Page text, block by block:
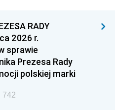
RADY
2026 r.
sprawie
Prezesa Rady
polskiej marki
742